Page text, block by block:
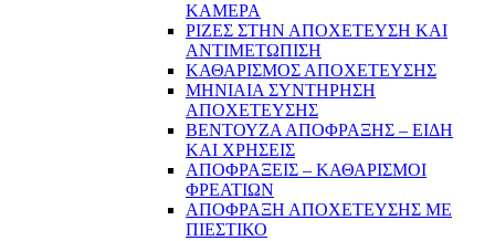
ΚΑΜΕΡΑ
ΡΙΖΕΣ ΣΤΗΝ ΑΠΟΧΕΤΕΥΣΗ ΚΑΙ
ΑΝΤΙΜΕΤΩΠΙΣΗ
ΚΑΘΑΡΙΣΜΟΣ ΑΠΟΧΕΤΕΥΣΗΣ
ΜΗΝΙΑΙΑ ΣΥΝΤΗΡΗΣΗ
ΑΠΟΧΕΤΕΥΣΗΣ
ΒΕΝΤΟΥΖΑ ΑΠΟΦΡΑΞΗΣ – ΕΙΔΗ
ΚΑΙ ΧΡΗΣΕΙΣ
ΑΠΟΦΡΑΞΕΙΣ – ΚΑΘΑΡΙΣΜΟΙ
ΦΡΕΑΤΙΩΝ
ΑΠΟΦΡΑΞΗ ΑΠΟΧΕΤΕΥΣΗΣ ΜΕ
ΠΙΕΣΤΙΚΟ